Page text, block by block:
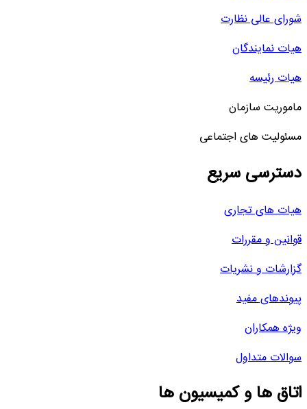
شورای عالی نظارت
هیات نمایندگان
هیات رئیسه
ماموریت سازمان
مسئولیت های اجتماعی
دسترسی سریع
هیات های تجاری
قوانین و مقررات
گزارشات و نشریات
پیوندهای مفید
ویژه همکاران
سوالات متداول
اتاق ها و کمیسیون ها